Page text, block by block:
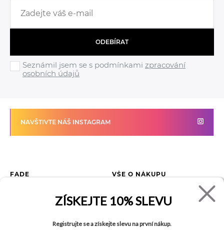
ODEBÍRAT
Seznámil jsem se s podmínkami zpracování
osobních údajů
NAVŠTIVTE NÁŠ INSTAGRAM
FADE
VŠE O NÁKUPU
Jak reklamovat zboží
Tabulka velikostí
ZÍSKEJTE 10% SLEVU
Registrujte se a získejte slevu na první nákup.